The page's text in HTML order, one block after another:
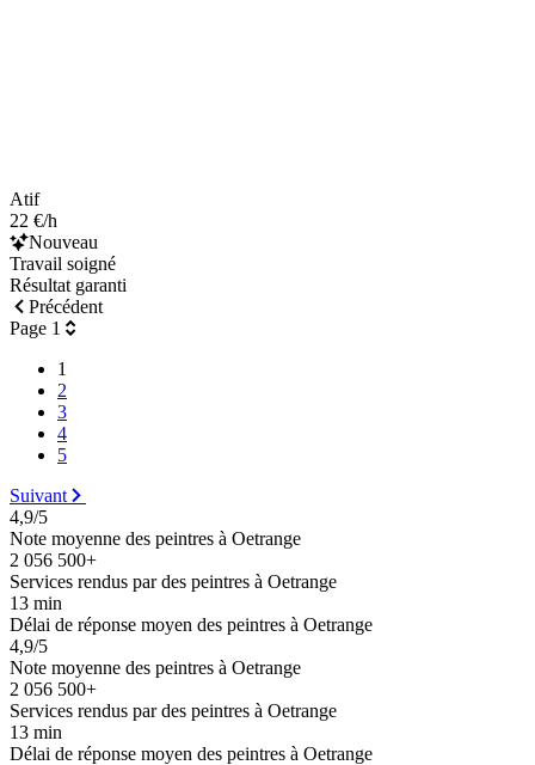
Atif
22 €/h
Nouveau
Travail soigné
Résultat garanti
Précédent
Page 1
1
2
3
4
5
Suivant
4,9/5
Note moyenne des peintres à Oetrange
2 056 500+
Services rendus par des peintres à Oetrange
13 min
Délai de réponse moyen des peintres à Oetrange
4,9/5
Note moyenne des peintres à Oetrange
2 056 500+
Services rendus par des peintres à Oetrange
13 min
Délai de réponse moyen des peintres à Oetrange